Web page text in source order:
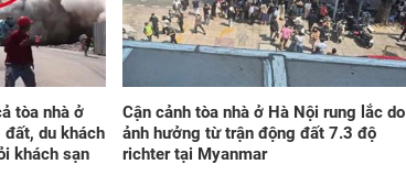
tòa nhà ở
đất, du khách
khách sạn
Cận cảnh tòa nhà ở Hà Nội rung lắc do
ảnh hưởng từ trận động đất 7.3 độ
richter tại Myanmar